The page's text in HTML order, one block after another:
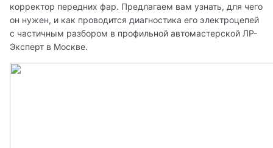
корректор передних фар. Предлагаем вам узнать, для чего
он нужен, и как проводится диагностика его электроцепей
c частичным разбором в профильной автомастерской ЛР-
Эксперт в Москве.